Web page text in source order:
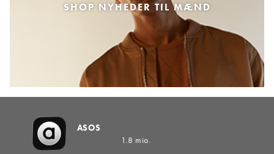
SHOP NYHEDER TIL MÆND
ASOS
1.8 mio.